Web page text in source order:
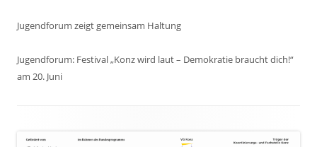
Jugendforum zeigt gemeinsam Haltung
Jugendforum: Festival „Konz wird laut – Demokratie braucht dich!“
am 20. Juni